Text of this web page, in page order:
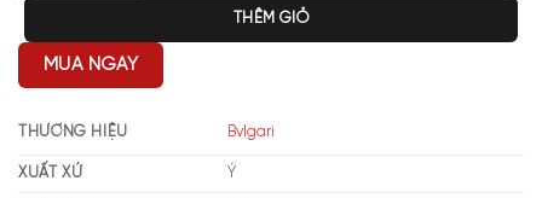
THÊM GIỎ
MUA NGAY
THƯƠNG HIỆU Bvlgari
XUẤT XỨ Ý